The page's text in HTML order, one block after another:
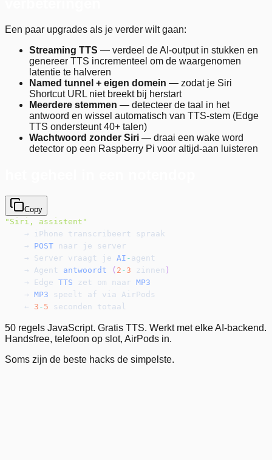
Een paar upgrades als je verder wilt gaan:
Streaming TTS — verdeel de AI-output in stukken en
genereer TTS incrementeel om de waargenomen
latentie te halveren
Named tunnel + eigen domein — zodat je Siri
Shortcut URL niet breekt bij herstart
Meerdere stemmen — detecteer de taal in het
antwoord en wissel automatisch van TTS-stem (Edge
TTS ondersteunt 40+ talen)
Wachtwoord zonder Siri — draai een wake word
detector op een Raspberry Pi voor altijd-aan luisteren
Copy
"Siri, assistent"
    → iPhone transcribeert spraak
    →
POST naar je server
    → Server vraagt je
AI - agent
    → Agent
antwoordt ( 2 - 3 zinnen )
    → Edge
TTS zet om naar MP3
    →
MP3 speelt af via AirPods
    ←
3 - 5 seconden totaal
50 regels JavaScript. Gratis TTS. Werkt met elke AI-backend.
Handsfree, telefoon op slot, AirPods in.
Soms zijn de beste hacks de simpelste.